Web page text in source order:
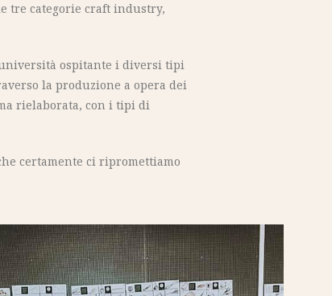
tre categorie craft industry,
ospitante i diversi tipi
la produzione a opera dei
rielaborata, con i tipi di
certamente ci ripromettiamo